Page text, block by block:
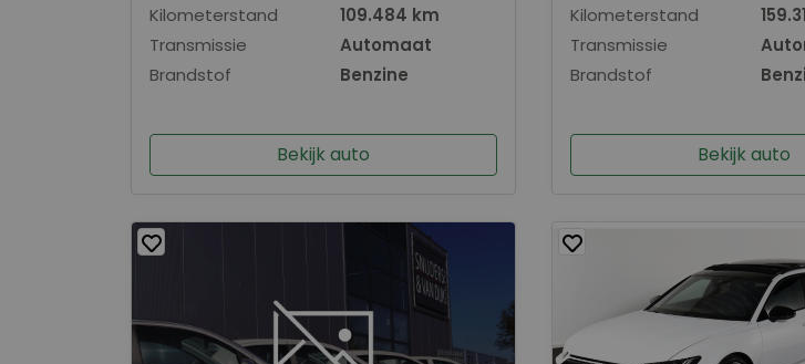
Kilometerstand
109.484 km
Transmissie
Automaat
Brandstof
Benzine
Bekijk auto
Kilometerstand
Transmissie
Brandstof
Bekijk auto